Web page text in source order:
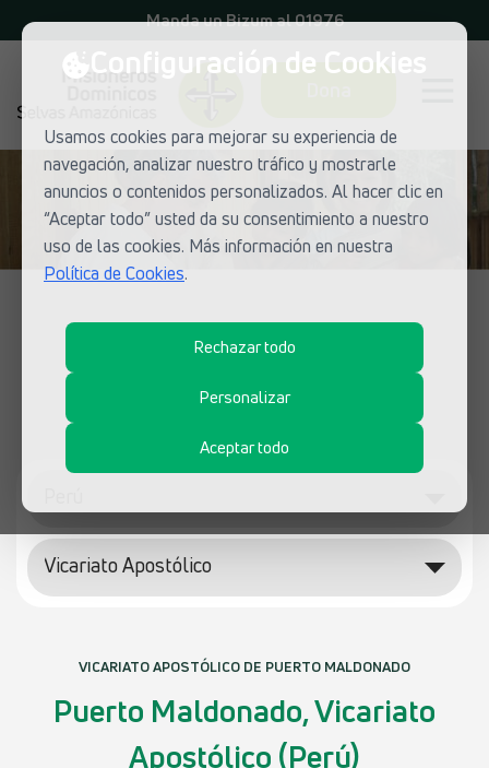
Configuración de Cookies
Usamos cookies para mejorar su experiencia de
navegación, analizar nuestro tráfico y mostrarle
anuncios o contenidos personalizados. Al hacer clic en
“Aceptar todo” usted da su consentimiento a nuestro
uso de las cookies. Más información en nuestra
Política de Cookies.
Rechazar todo
Personalizar
Aceptar todo
Manda un Bizum al 01976
Descubre los proyectos de
Selvas Amazónicas
Vicariato Apostólico
VICARIATO APOSTÓLICO DE PUERTO MALDONADO
Puerto Maldonado, Vicariato
Apostólico (Perú)